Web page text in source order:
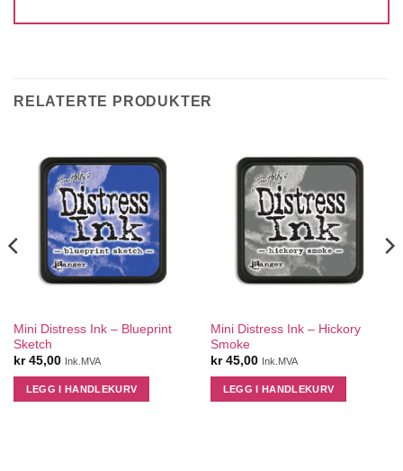
RELATERTE PRODUKTER
Mini Distress Ink – Blueprint
Sketch
kr45,00 Ink.MVA
LEGG I HANDLEKURV
Mini Distress Ink – Hickory
Smoke
kr45,00 Ink.MVA
LEGG I HANDLEKURV